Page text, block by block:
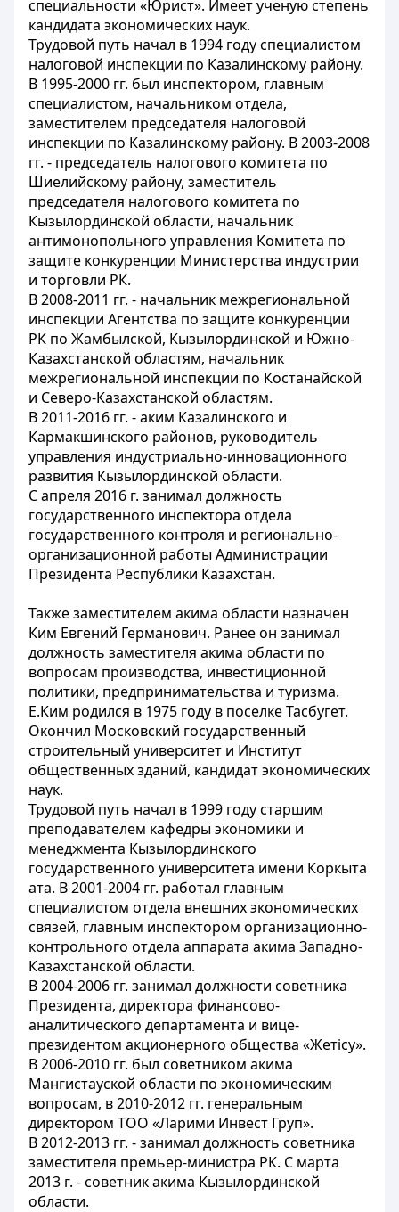
специальности «Юрист». Имеет ученую степень
кандидата экономических наук.
Трудовой путь начал в 1994 году специалистом
налоговой инспекции по Казалинскому району.
В 1995-2000 гг. был инспектором, главным
специалистом, начальником отдела,
заместителем председателя налоговой
инспекции по Казалинскому району. В 2003-2008
гг. - председатель налогового комитета по
Шиелийскому району, заместитель
председателя налогового комитета по
Кызылординской области, начальник
антимонопольного управления Комитета по
защите конкуренции Министерства индустрии
и торговли РК.
В 2008-2011 гг. - начальник межрегиональной
инспекции Агентства по защите конкуренции
РК по Жамбылской, Кызылординской и Южно-
Казахстанской областям, начальник
межрегиональной инспекции по Костанайской
и Северо-Казахстанской областям.
В 2011-2016 гг. - аким Казалинского и
Кармакшинского районов, руководитель
управления индустриально-инновационного
развития Кызылординской области.
С апреля 2016 г. занимал должность
государственного инспектора отдела
государственного контроля и регионально-
организационной работы Администрации
Президента Республики Казахстан.
Также заместителем акима области назначен
Ким Евгений Германович. Ранее он занимал
должность заместителя акима области по
вопросам производства, инвестиционной
политики, предпринимательства и туризма.
Е.Ким родился в 1975 году в поселке Тасбугет.
Окончил Московский государственный
строительный университет и Институт
общественных зданий, кандидат экономических
наук.
Трудовой путь начал в 1999 году старшим
преподавателем кафедры экономики и
менеджмента Кызылординского
государственного университета имени Коркыта
ата. В 2001-2004 гг. работал главным
специалистом отдела внешних экономических
связей, главным инспектором организационно-
контрольного отдела аппарата акима Западно-
Казахстанской области.
В 2004-2006 гг. занимал должности советника
Президента, директора финансово-
аналитического департамента и вице-
президентом акционерного общества «Жетісу».
В 2006-2010 гг. был советником акима
Мангистауской области по экономическим
вопросам, в 2010-2012 гг. генеральным
директором ТОО «Ларими Инвест Груп».
В 2012-2013 гг. - занимал должность советника
заместителя премьер-министра РК. С марта
2013 г. - советник акима Кызылординской
области.